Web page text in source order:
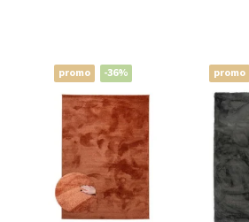
promo -36% promo